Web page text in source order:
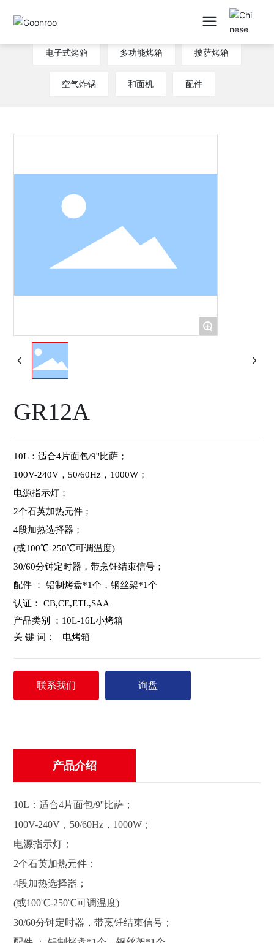
机械式烤箱 新CE烤箱
电子式烤箱 多功能烤箱 披萨烤箱
空气炸锅 和面机 配件
+
GR12A
10L：适合4片面包/9''比萨；
100V-240V，50/60Hz，1000W；
电源指示灯；
2个石英加热元件；
4段加热选择器；
(或100℃-250℃可调温度)
30/60分钟定时器，带烹饪结束信号；
配件 ： 铝制烤盘*1个，钢丝架*1个
认证： CB,CE,ETL,SAA
产品类别 ： 10L-16L小烤箱
关 键 词：
电烤箱
联系我们 询盘
产品介绍
10L：适合4片面包/9''比萨；
100V-240V，50/60Hz，1000W；
电源指示灯；
2个石英加热元件；
4段加热选择器；
(或100℃-250℃可调温度)
30/60分钟定时器，带烹饪结束信号；